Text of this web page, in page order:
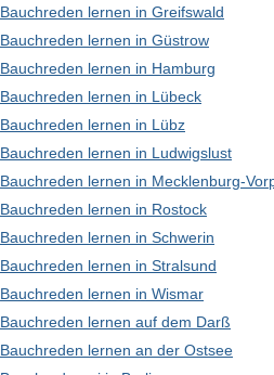
Bauchreden lernen in Greifswald
Bauchreden lernen in Güstrow
Bauchreden lernen in Hamburg
Bauchreden lernen in Lübeck
Bauchreden lernen in Lübz
Bauchreden lernen in Ludwigslust
Bauchreden lernen in Mecklenburg-
Bauchreden lernen in Rostock
Bauchreden lernen in Schwerin
Bauchreden lernen in Stralsund
Bauchreden lernen in Wismar
Bauchreden lernen auf dem Darß
Bauchreden lernen an der Ostsee